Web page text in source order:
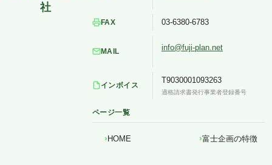
FAX 03-6380-6783
MAIL info@fuji-plan.net
インボイス
T9030001093263
適格請求書発行事業者登録番号
ページ一覧
HOME 富士企画の特徴